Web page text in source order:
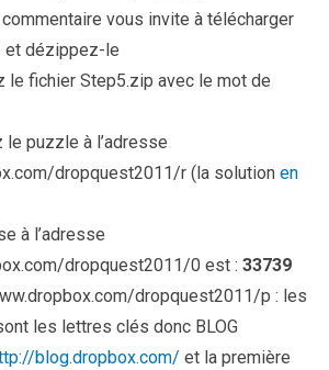
vous invite à télécharger
et dézippez-le
le fichier Step5.zip avec le mot de
le puzzle à l’adresse
dropquest2011/r (la solution en
à l’adresse
dropquest2011/0 est : 33739
dropquest2011/p : les
les lettres clés donc BLOG
blog.dropbox.com/ et la première